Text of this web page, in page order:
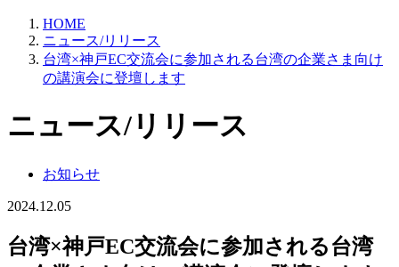
HOME
ニュース/リリース
台湾×神戸EC交流会に参加される台湾の企業さま向け
の講演会に登壇します
ニュース/リリース
お知らせ
2024.12.05
台湾×神戸EC交流会に参加される台湾